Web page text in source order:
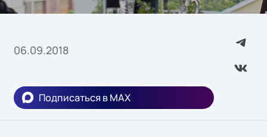
06.09.2018
Подписаться в MAX